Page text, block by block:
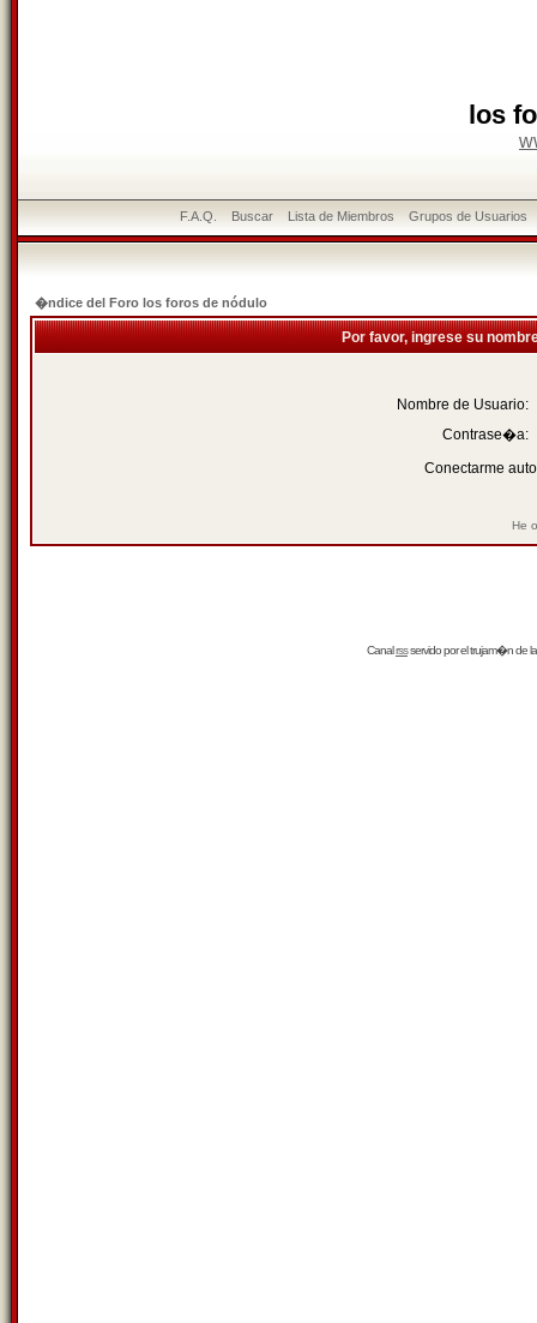
los
F.A.Q. Buscar Lista de Miembros Grupos de Usuarios
�ndice del Foro los foros de nódulo
Por favor, ingrese su
Nombre de Usuario:
Contrase�a:
Conectarme
He
Canalrssservido por eltrujam�nde